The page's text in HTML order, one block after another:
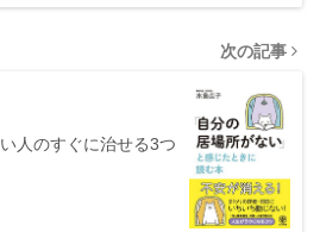
次の記事
人のすぐに治せる3つ